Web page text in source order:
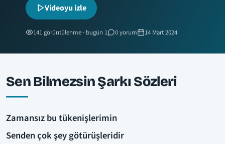
Videoyu izle
141 görüntülenme · bugün 1 0 yorum 14 Mart 2024
Sen Bilmezsin Şarkı Sözleri
Zamansız bu tükenişlerimin
Senden çok şey götürüşleridir